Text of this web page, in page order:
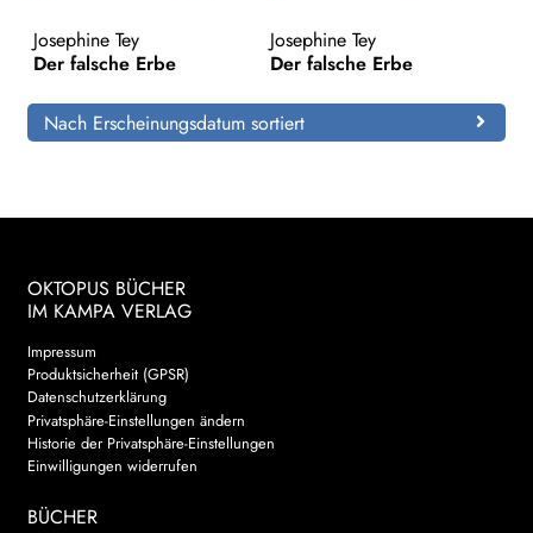
Josephine Tey
Der falsche Erbe
Josephine Tey
Der falsche Erbe
Nach Erscheinungsdatum sortiert
OKTOPUS BÜCHER
IM KAMPA VERLAG
Impressum
Produktsicherheit (GPSR)
Datenschutzerklärung
Privatsphäre-Einstellungen ändern
Historie der Privatsphäre-Einstellungen
Einwilligungen widerrufen
BÜCHER